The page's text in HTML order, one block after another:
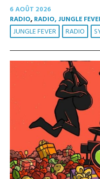
6 AOÛT 2026
RADIO,RADIO, JUNGLE
JUNGLE FEVER RADIO